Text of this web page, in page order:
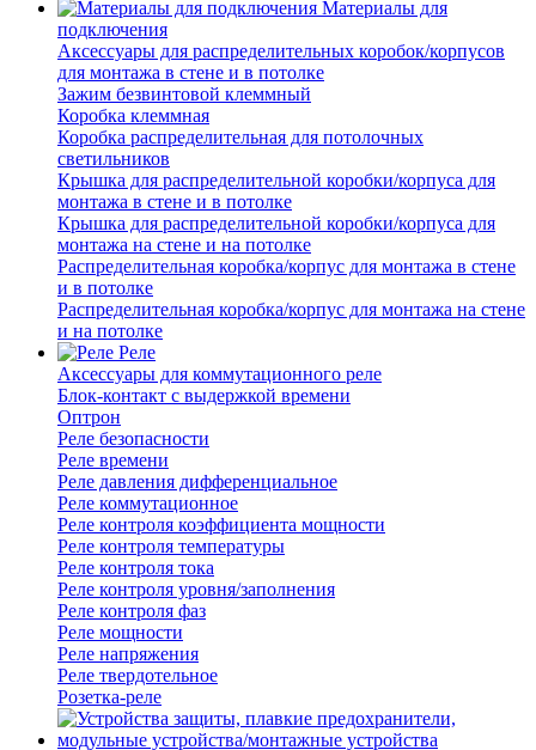
Материалы для
подключения
Аксессуары для распределительных коробок/корпусов
для монтажа в стене и в потолке
Зажим безвинтовой клеммный
Коробка клеммная
Коробка распределительная для потолочных
светильников
Крышка для распределительной коробки/корпуса для
монтажа в стене и в потолке
Крышка для распределительной коробки/корпуса для
монтажа на стене и на потолке
Распределительная коробка/корпус для монтажа в стене
и в потолке
Распределительная коробка/корпус для монтажа на стене
и на потолке
Реле
Аксессуары для коммутационного реле
Блок-контакт с выдержкой времени
Оптрон
Реле безопасности
Реле времени
Реле давления дифференциальное
Реле коммутационное
Реле контроля коэффициента мощности
Реле контроля температуры
Реле контроля тока
Реле контроля уровня/заполнения
Реле контроля фаз
Реле мощности
Реле напряжения
Реле твердотельное
Розетка-реле